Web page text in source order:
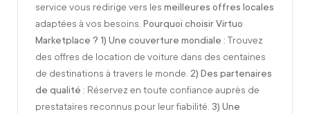
service vous redirige vers les meilleures offres locales
adaptées à vos besoins. Pourquoi choisir Virtuo
Marketplace ? 1) Une couverture mondiale : Trouvez
des offres de location de voiture dans des centaines
de destinations à travers le monde. 2) Des partenaires
de qualité : Réservez en toute confiance auprès de
prestataires reconnus pour leur fiabilité. 3) Une